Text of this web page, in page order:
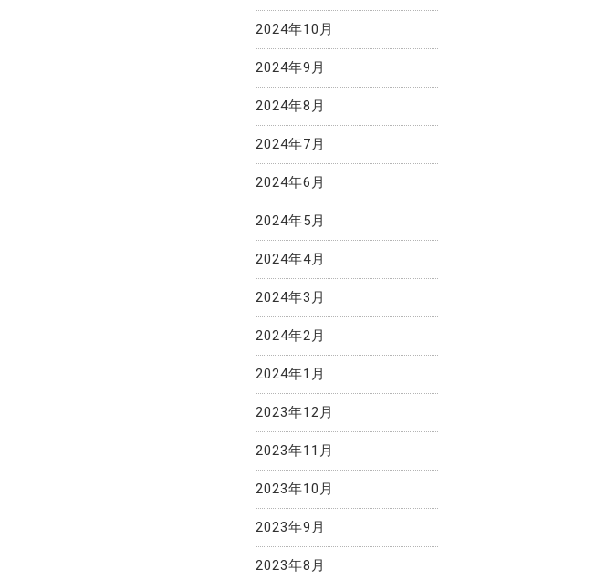
2024年10月
2024年9月
2024年8月
2024年7月
2024年6月
2024年5月
2024年4月
2024年3月
2024年2月
2024年1月
2023年12月
2023年11月
2023年10月
2023年9月
2023年8月